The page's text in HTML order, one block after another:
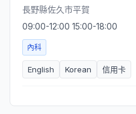
長野縣佐久市平賀
09:00-12:00 15:00-18:00
內科
English Korean 信用卡